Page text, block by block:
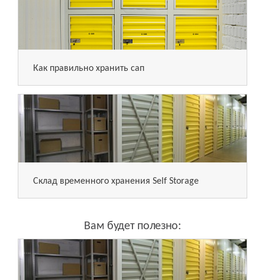
Как правильно хранить сап
Склад временного хранения Self Storage
Вам будет полезно: